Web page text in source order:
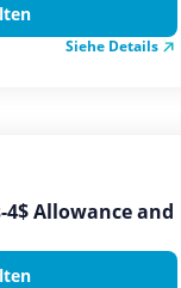
Siehe Details
4$ Allowance and